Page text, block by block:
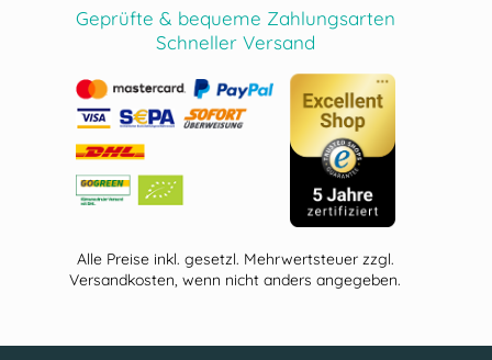
Geprüfte & bequeme Zahlungsarten
Schneller Versand
Alle Preise inkl. gesetzl. Mehrwertsteuer zzgl.
Versandkosten, wenn nicht anders angegeben.